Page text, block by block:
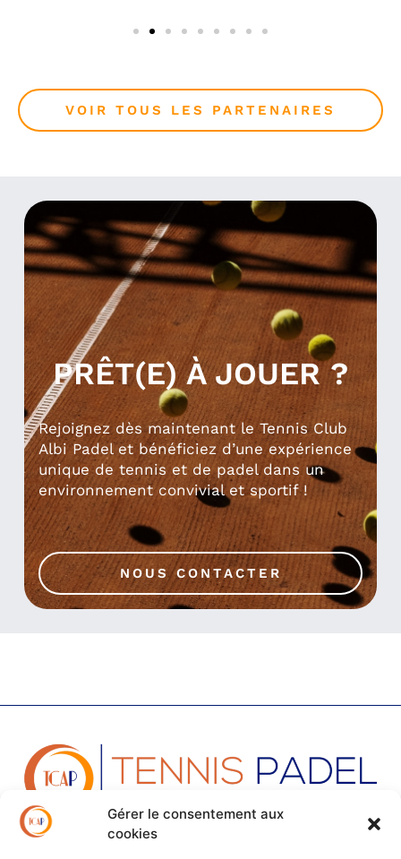
Gérer le consentement aux
cookies
VOIR TOUS LES PARTENAIRES
PRÊT(E) À JOUER ?
Rejoignez dès maintenant le Tennis Club
Albi Padel et bénéficiez d’une expérience
unique de tennis et de padel dans un
environnement convivial et sportif !
NOUS CONTACTER